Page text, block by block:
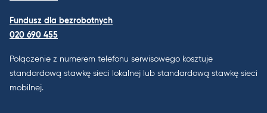
Fundusz dla bezrobotnych
020 690 455
Połączenie z numerem telefonu serwisowego kosztuje
standardową stawkę sieci lokalnej lub standardową stawkę sieci
mobilnej.